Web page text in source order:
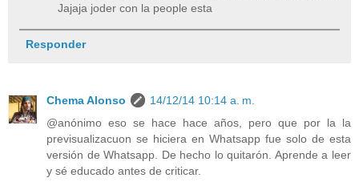
Jajaja joder con la people esta
Responder
Chema Alonso
14/12/14 10:14 a. m.
@anónimo eso se hace hace años, pero que por la la
previsualizacuon se hiciera en Whatsapp fue solo de esta
versión de Whatsapp. De hecho lo quitarón. Aprende a leer
y sé educado antes de criticar.